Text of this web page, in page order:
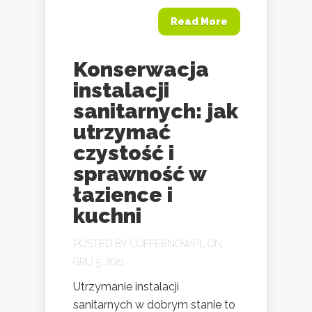
Read More
Konserwacja
instalacji
sanitarnych: jak
utrzymać
czystość i
sprawność w
łazience i
kuchni
POSTED BY COFFEENOW.PL
ON
GRU 5, 2021
Utrzymanie instalacji
sanitarnych w dobrym stanie to